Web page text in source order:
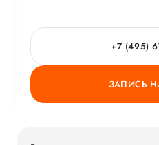
+7 (495)
ЗАПИСЬ